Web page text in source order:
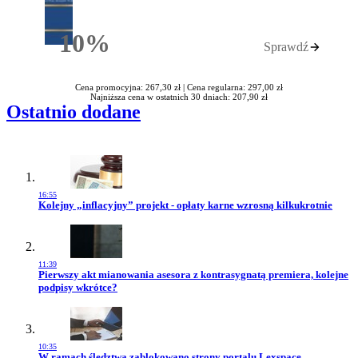
10%Rabatu Sprawdź
Cena promocyjna: 267,30 zł | Cena regularna: 297,00 zł
Najniższa cena w ostatnich 30 dniach: 207,90 zł
Ostatnio dodane
16:55
Przejdź do artykułu:
Kolejny „inflacyjny” projekt - opłaty karne wzrosną kilkukrotnie
11:39
Przejdź do artykułu:
Pierwszy akt mianowania asesora z kontrasygnatą premiera, kolejne
podpisy wkrótce?
10:35